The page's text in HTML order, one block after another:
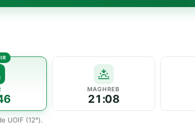
MAGHREB
21:08
UOIF (12°).